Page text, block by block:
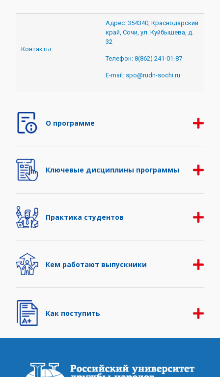
Контакты:
Адрес: 354340, Краснодарский
край, Сочи, ул. Куйбышева, д.
32
Телефон: 8(862) 241-01-87
E-mail: spo@rudn-sochi.ru
О программе
Ключевые дисциплины программы
Практика студентов
Кем работают выпускники
Как поступить